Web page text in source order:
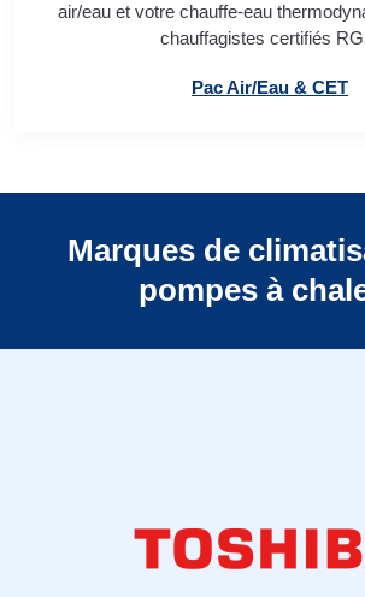
air/eau et votre chauffe-eau
chauffagistes certifiés
Pac Air/Eau & CET
Marques de
pompes à